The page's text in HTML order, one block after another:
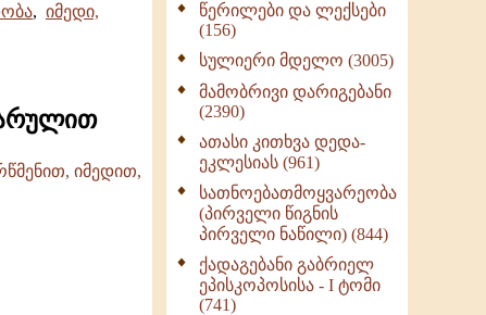
, იმედი,
იმედით,
წერილები და ლექსები
(156)
სულიერი მდელო (3005)
მამობრივი დარიგებანი
(2390)
ათასი კითხვა დედა-
ეკლესიას (961)
სათნოებათმოყვარეობა
(პირველი წიგნის
პირველი ნაწილი) (844)
ქადაგებანი გაბრიელ
ეპისკოპოსისა - I ტომი
(741)